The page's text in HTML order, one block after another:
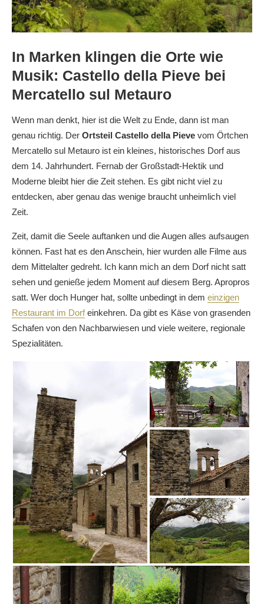
In Marken klingen die Orte wie
Musik: Castello della Pieve bei
Mercatello sul Metauro
Wenn man denkt, hier ist die Welt zu Ende, dann ist man
genau richtig. Der Ortsteil Castello della Pieve vom Örtchen
Mercatello sul Metauro ist ein kleines, historisches Dorf aus
dem 14. Jahrhundert. Fernab der Großstadt-Hektik und
Moderne bleibt hier die Zeit stehen. Es gibt nicht viel zu
entdecken, aber genau das wenige braucht unheimlich viel
Zeit.
Zeit, damit die Seele auftanken und die Augen alles aufsaugen
können. Fast hat es den Anschein, hier wurden alle Filme aus
dem Mittelalter gedreht. Ich kann mich an dem Dorf nicht satt
sehen und genieße jedem Moment auf diesem Berg. Apropros
satt. Wer doch Hunger hat, sollte unbedingt in dem einzigen
Restaurant im Dorfeinkehren. Da gibt es Käse von grasenden
Schafen von den Nachbarwiesen und viele weitere, regionale
Spezialitäten.